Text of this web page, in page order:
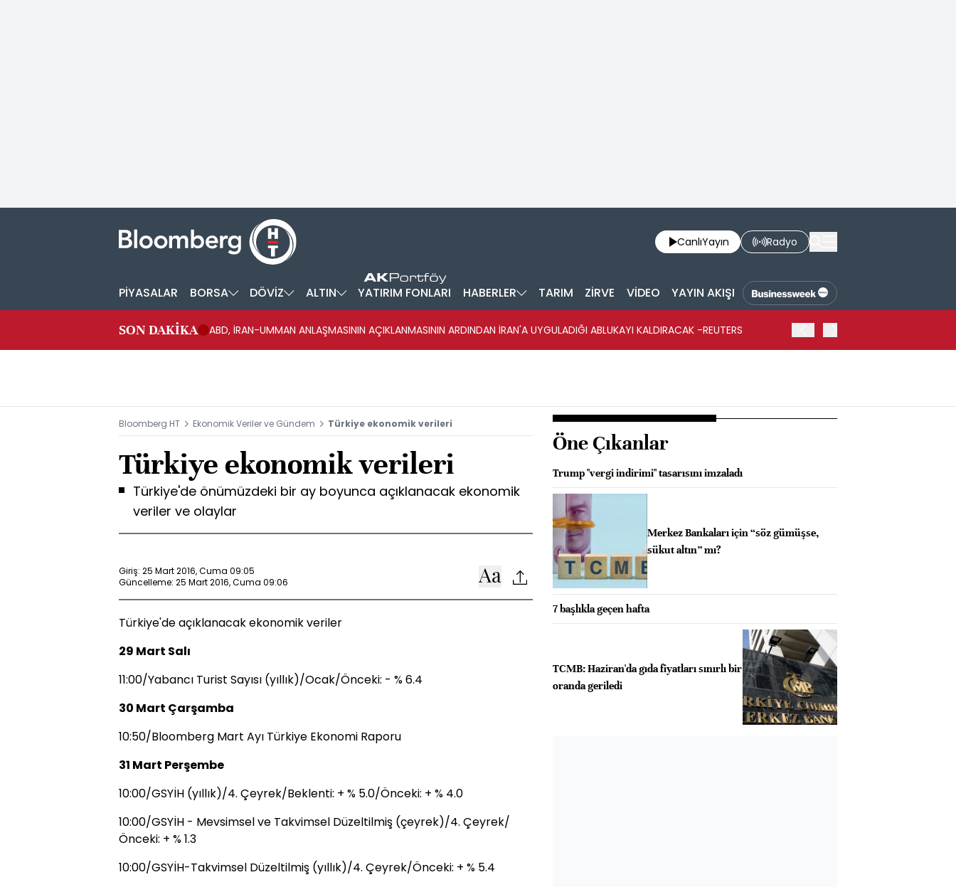
CanlıYayın Radyo
PİYASALAR BORSA DÖVİZ ALTIN YATIRIM FONLARI HABERLER TARIM ZİRVE VİDEO YAYIN AKIŞI
SON DAKİKA ABD, İRAN-UMMAN ANLAŞMASININ AÇIKLANMASININ ARDINDAN İRAN'A UYGULADIĞI ABLUKAYI KALDIRACAK -REUTERS
Bloomberg HT Ekonomik Veriler ve Gündem Türkiye ekonomik verileri
Türkiye ekonomik verileri
Türkiye'de önümüzdeki bir ay boyunca açıklanacak ekonomik
veriler ve olaylar
Giriş: 25 Mart 2016, Cuma 09:05
Güncelleme: 25 Mart 2016, Cuma 09:06
Türkiye'de açıklanacak ekonomik veriler
29 Mart Salı
11:00/Yabancı Turist Sayısı (yıllık)/Ocak/Önceki: - % 6.4
30 Mart Çarşamba
10:50/Bloomberg Mart Ayı Türkiye Ekonomi Raporu
31 Mart Perşembe
10:00/GSYİH (yıllık)/4. Çeyrek/Beklenti: + % 5.0/Önceki: + % 4.0
10:00/GSYİH - Mevsimsel ve Takvimsel Düzeltilmiş (çeyrek)/4. Çeyrek/
Önceki: + % 1.3
10:00/GSYİH-Takvimsel Düzeltilmiş (yıllık)/4. Çeyrek/Önceki: + % 5.4
Öne Çıkanlar
Trump "vergi indirimi" tasarısını imzaladı
Merkez Bankaları için “söz gümüşse,
sükut altın” mı?
7 başlıkla geçen hafta
TCMB: Haziran'da gıda fiyatları sınırlı bir
oranda geriledi